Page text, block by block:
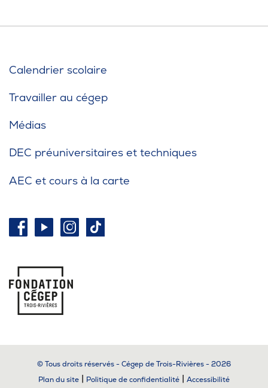
Calendrier scolaire
Travailler au cégep
Médias
DEC préuniversitaires et techniques
AEC et cours à la carte
© Tous droits réservés - Cégep de Trois-Rivières - 2026
Plan du site | Politique de confidentialité | Accessibilité